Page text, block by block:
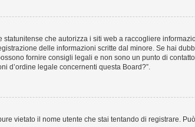
che autorizza i siti web a raccogliere
delle informazioni scritte dal minore. Se hai
fornire consigli legali e non sono un punto di
d’ordine legale concernenti questa Board?”.
vietato il nome utente che stai tentando di registrare.